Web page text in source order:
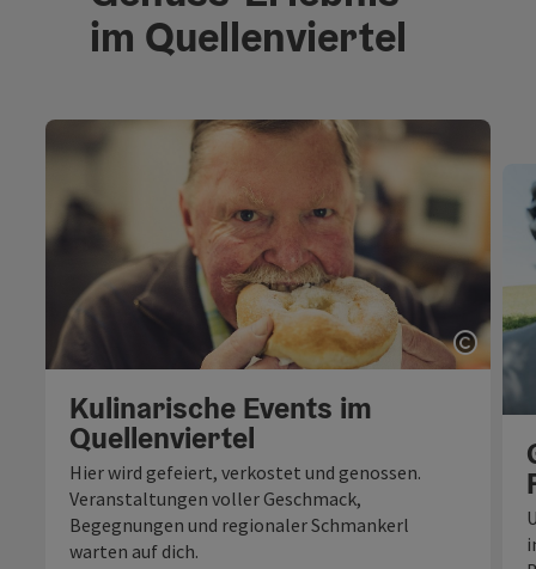
im Quellenviertel
Kulinarische Events im
Quellenviertel
Hier wird gefeiert, verkostet und genossen.
Veranstaltungen voller Geschmack,
Begegnungen und regionaler Schmankerl
warten auf dich.